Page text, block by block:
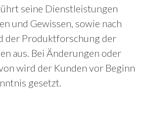
seine Dienstleistungen
und Gewissen, sowie nach
der Produktforschung der
aus. Bei Änderungen oder
wird der Kunden vor Beginn
gesetzt.